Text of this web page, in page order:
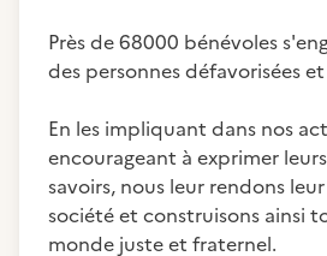
Près de 68000 bénévoles
des personnes défavorisées
En les impliquant dans nos
encourageant à exprimer
savoirs, nous leur rendons
société et construisons ainsi
monde juste et fraternel.